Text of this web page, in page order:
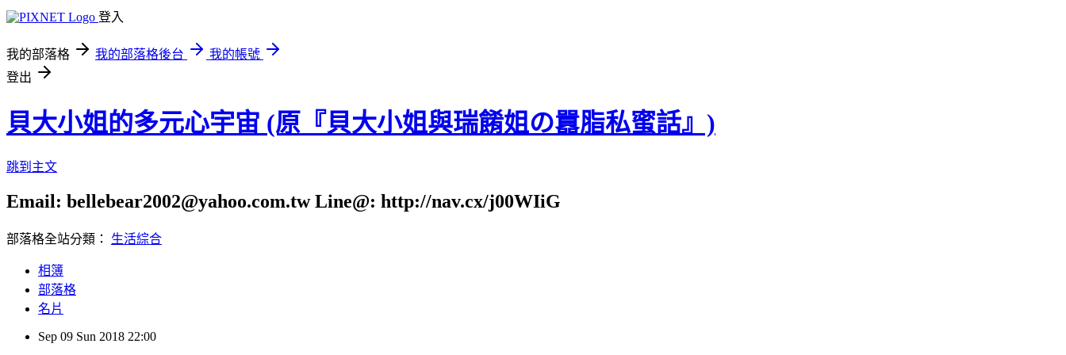
登入
我的部落格 我的部落格後台
我的帳號
登出
貝大小姐的多元心宇宙 (原『貝大小姐與瑞餚姐の囂脂私蜜話』)
跳到主文
Email: bellebear2002@yahoo.com.tw Line@: http://nav.cx/j00WIiG
部落格全站分類： 生活綜合
相簿
部落格
名片
Sep 09 Sun 2018 22:00